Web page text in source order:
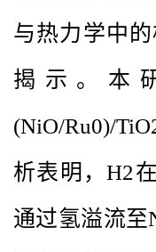
与热力学中
揭示。本
(NiO/Ru0)/
析表明，H2
通过氢溢流至